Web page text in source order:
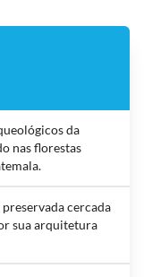
da
nas florestas
cercada
sua arquitetura